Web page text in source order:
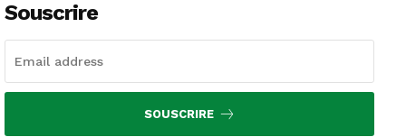
Souscrire
SOUSCRIRE